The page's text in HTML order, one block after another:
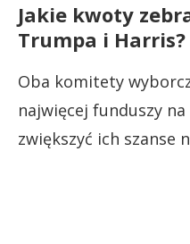
Jakie kwoty
Trumpa i Harris?
Oba komitety
najwięcej funduszy
zwiększyć ich szanse